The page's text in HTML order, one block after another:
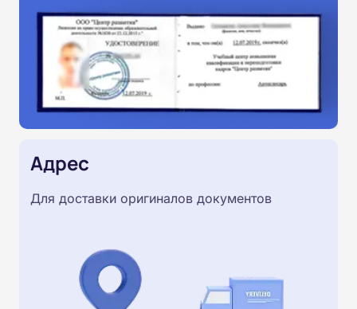
Адрес
Для доставки оригиналов документов